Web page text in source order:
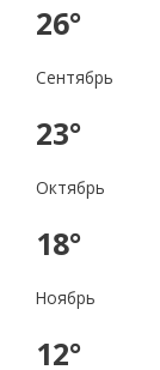
26°
Сентябрь
23°
Октябрь
18°
Ноябрь
12°